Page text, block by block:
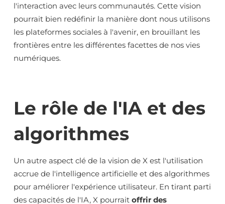
l'interaction avec leurs communautés. Cette vision
pourrait bien redéfinir la manière dont nous utilisons
les plateformes sociales à l'avenir, en brouillant les
frontières entre les différentes facettes de nos vies
numériques.
Le rôle de l'IA et des
algorithmes
Un autre aspect clé de la vision de X est l'utilisation
accrue de l'intelligence artificielle et des algorithmes
pour améliorer l'expérience utilisateur. En tirant parti
des capacités de l'IA, X pourrait offrir des